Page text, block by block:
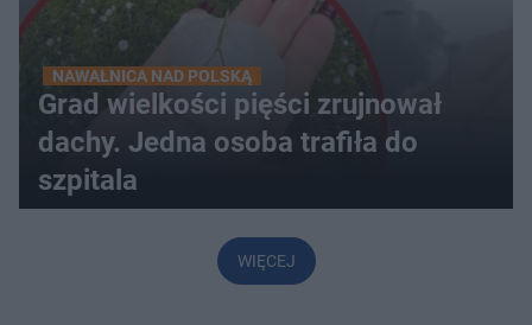
NAWAŁNICA NAD POLSKĄ
Grad wielkości pięści zrujnował
dachy. Jedna osoba trafiła do
szpitala
WIĘCEJ